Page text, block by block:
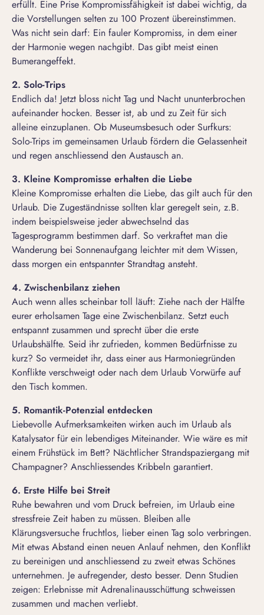
erfüllt. Eine Prise Kompromissfähigkeit ist dabei wichtig, da
die Vorstellungen selten zu 100 Prozent übereinstimmen.
Was nicht sein darf: Ein fauler Kompromiss, in dem einer
der Harmonie wegen nachgibt. Das gibt meist einen
Bumerangeffekt.
2. Solo-Trips
Endlich da! Jetzt bloss nicht Tag und Nacht ununterbrochen
aufeinander hocken. Besser ist, ab und zu Zeit für sich
alleine einzuplanen. Ob Museumsbesuch oder Surfkurs:
Solo-Trips im gemeinsamen Urlaub fördern die Gelassenheit
und regen anschliessend den Austausch an.
3. Kleine Kompromisse erhalten die Liebe
Kleine Kompromisse erhalten die Liebe, das gilt auch für den
Urlaub. Die Zugeständnisse sollten klar geregelt sein, z.B.
indem beispielsweise jeder abwechselnd das
Tagesprogramm bestimmen darf. So verkraftet man die
Wanderung bei Sonnenaufgang leichter mit dem Wissen,
dass morgen ein entspannter Strandtag ansteht.
4. Zwischenbilanz ziehen
Auch wenn alles scheinbar toll läuft: Ziehe nach der Hälfte
eurer erholsamen Tage eine Zwischenbilanz. Setzt euch
entspannt zusammen und sprecht über die erste
Urlaubshälfte. Seid ihr zufrieden, kommen Bedürfnisse zu
kurz? So vermeidet ihr, dass einer aus Harmoniegründen
Konflikte verschweigt oder nach dem Urlaub Vorwürfe auf
den Tisch kommen.
5. Romantik-Potenzial entdecken
Liebevolle Aufmerksamkeiten wirken auch im Urlaub als
Katalysator für ein lebendiges Miteinander. Wie wäre es mit
einem Frühstück im Bett? Nächtlicher Strandspaziergang mit
Champagner? Anschliessendes Kribbeln garantiert.
6. Erste Hilfe bei Streit
Ruhe bewahren und vom Druck befreien, im Urlaub eine
stressfreie Zeit haben zu müssen. Bleiben alle
Klärungsversuche fruchtlos, lieber einen Tag solo verbringen.
Mit etwas Abstand einen neuen Anlauf nehmen, den Konflikt
zu bereinigen und anschliessend zu zweit etwas Schönes
unternehmen. Je aufregender, desto besser. Denn Studien
zeigen: Erlebnisse mit Adrenalinausschüttung schweissen
zusammen und machen verliebt.